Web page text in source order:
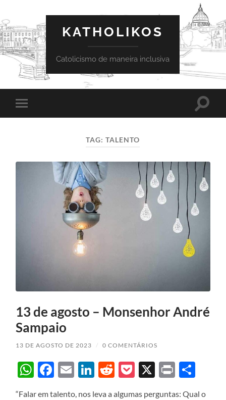
KATHOLIKOS
Catolicismo de maneira inclusiva
Toggle
mobile
Toggle
TAG:TALENTO
13 de agosto – Monsenhor André
Sampaio
13 DE AGOSTO DE 2023 / 0 COMENTÁRIOS
WhatsApp
Facebook
EmailLinkedIn
Reddit
Pocket
X Print
“Falar em talento, nos leva a algumas perguntas: Qual o